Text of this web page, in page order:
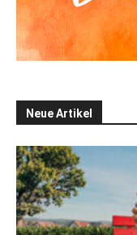
Neue Artikel